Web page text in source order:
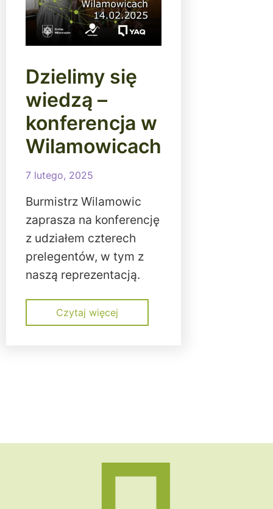
Dzielimy się
wiedzą –
konferencja w
Wilamowicach
7 lutego, 2025
Burmistrz Wilamowic
zaprasza na konferencję
z udziałem czterech
prelegentów, w tym z
naszą reprezentacją.
Czytaj więcej